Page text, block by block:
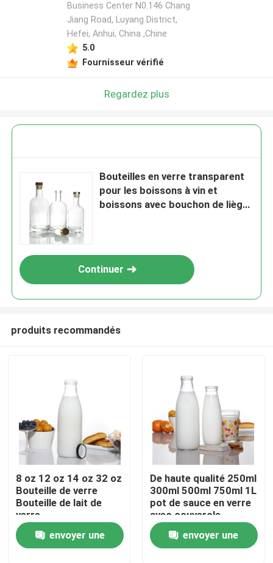
Aperçu
Produits
Business Center N0.146 Chang
Jiang Road, Luyang District,
Hefei, Anhui, China ,Chine
5.0
Fournisseur vérifié
Regardez plus
Bouteilles en verre transparent
pour les boissons à vin et
boissons avec bouchon de liège
Continuer
produits recommandés
8 oz 12 oz 14 oz 32 oz
Bouteille de verre
Bouteille de lait de
verre
envoyer une
De haute qualité 250ml
300ml 500ml 750ml 1L
pot de sauce en verre
avec couvercle
métallique avec
couvercle en plastique
envoyer une